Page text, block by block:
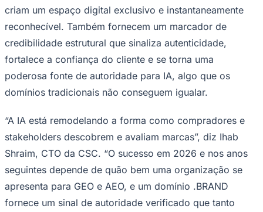
Palmeiras
criam um espaço digital exclusivo e instantaneamente
reconhecível. Também fornecem um marcador de
credibilidade estrutural que sinaliza autenticidade,
fortalece a confiança do cliente e se torna uma
poderosa fonte de autoridade para IA, algo que os
domínios tradicionais não conseguem igualar.
“A IA está remodelando a forma como compradores e
stakeholders descobrem e avaliam marcas”, diz Ihab
Shraim, CTO da CSC. “O sucesso em 2026 e nos anos
seguintes depende de quão bem uma organização se
apresenta para GEO e AEO, e um domínio .BRAND
fornece um sinal de autoridade verificado que tanto